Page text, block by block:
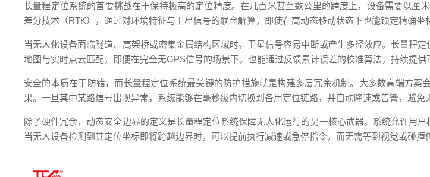
长量程定位系统的首要挑战在于保持极高的定位精度。在几百米甚至数公里的跨度上，设备需要以
差分技术（RTK），通过对环境特征与卫星信号的联合解算，即使在高动态移动状态下也能锁定精确坐
当无人化设备面临隧道、高架桥或密集金属结构区域时，卫星信号容易中断或产生多径效应。长量程
地图与实时点云匹配，即便在完全无GPS信号的场景下，也能通过反馈累计误差的校准算法，持续提
安全的本质在于防错，而长量程定位系统最关键的防护措施就是构建多层冗余机制。大多数高端方
果。一旦其中某路信号出现异常，系统能够在毫秒级内切换到备用定位链路，并自动降速或告警，避免
除了硬件冗余，动态安全边界的定义是长量程定位系统保障无人化运行的另一核心武器。系统允许用
当无人设备检测到其定位坐标即将跨越边界时，可以提前执行减速或急停指令，而无需等到视觉或碰撞